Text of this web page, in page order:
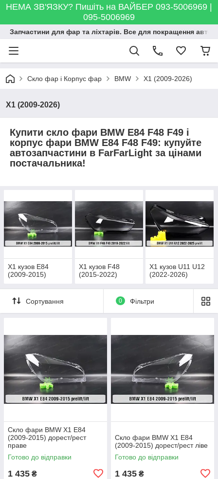
НЕМА ЗВ'ЯЗКУ? Пишіть на ВАЙБЕР 093-5006969 |
095-5006969
Запчастини для фар та ліхтарів. Все для покращення
Скло фар і Корпус фар BMW X1 (2009-2026)
X1 (2009-2026)
Купити скло фари BMW E84 F48 F49 і
корпус фари BMW E84 F48 F49: купуйте
автозапчастини в FarFarLight за цінами
постачальника!
X1 кузов E84
(2009-2015)
X1 кузов F48
(2015-2022)
X1 кузов U11 U12
(2022-2026)
Сортування 0 Фільтри
Скло фари BMW X1 E84
(2009-2015) дорест/рест
праве
Готово до відправки
1 435 ₴
Скло фари BMW X1 E84
(2009-2015) дорест/рест ліве
Готово до відправки
1 435 ₴